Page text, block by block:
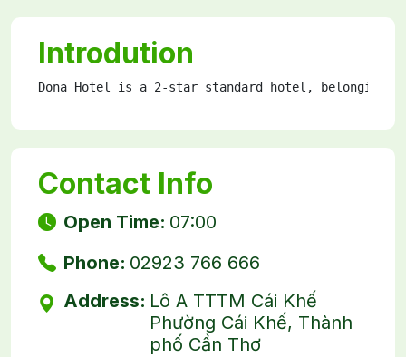
Introdution
Dona Hotel is a 2-star standard hotel, belonging
Contact Info
Open Time: 07:00
Phone: 02923 766 666
Address: Lô A TTTM Cái Khế
Phường Cái Khế, Thành
phố Cần Thơ